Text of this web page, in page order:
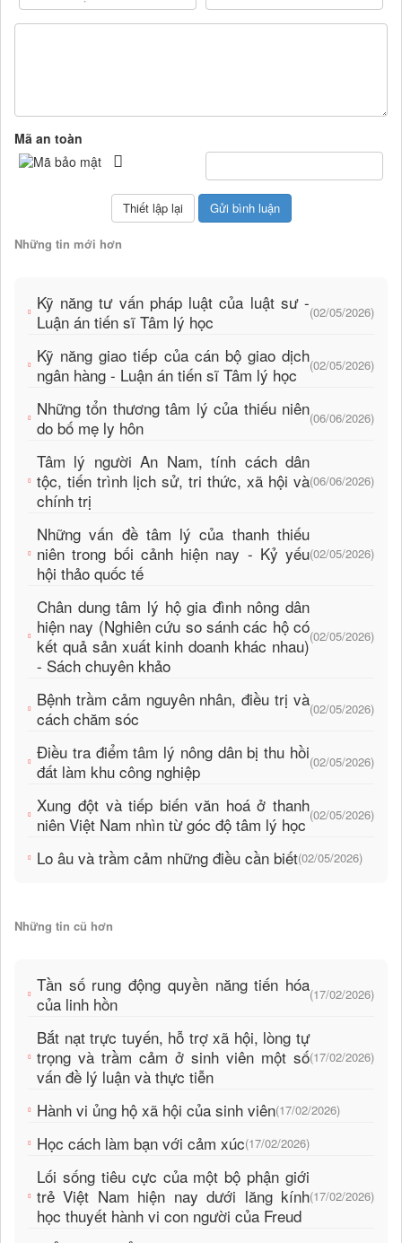
Mã an toàn
Những tin mới hơn
Kỹ năng tư vấn pháp luật của luật sư -
Luận án tiến sĩ Tâm lý học
(02/05/2026)
Kỹ năng giao tiếp của cán bộ giao dịch
ngân hàng - Luận án tiến sĩ Tâm lý học
(02/05/2026)
Những tổn thương tâm lý của thiếu niên
do bố mẹ ly hôn
(06/06/2026)
Tâm lý người An Nam, tính cách dân
tộc, tiến trình lịch sử, tri thức, xã hội và
chính trị
(06/06/2026)
Những vấn đề tâm lý của thanh thiếu
niên trong bối cảnh hiện nay - Kỷ yếu
hội thảo quốc tế
(02/05/2026)
Chân dung tâm lý hộ gia đình nông dân
hiện nay (Nghiên cứu so sánh các hộ có
kết quả sản xuất kinh doanh khác nhau)
- Sách chuyên khảo
(02/05/2026)
Bệnh trầm cảm nguyên nhân, điều trị và
cách chăm sóc
(02/05/2026)
Điều tra điểm tâm lý nông dân bị thu hồi
đất làm khu công nghiệp
(02/05/2026)
Xung đột và tiếp biến văn hoá ở thanh
niên Việt Nam nhìn từ góc độ tâm lý học (02/05/2026)
Lo âu và trầm cảm những điều cần biết(02/05/2026)
Những tin cũ hơn
Tần số rung động quyền năng tiến hóa
của linh hồn
(17/02/2026)
Bắt nạt trực tuyến, hỗ trợ xã hội, lòng tự
trọng và trầm cảm ở sinh viên một số
vấn đề lý luận và thực tiễn
(17/02/2026)
Hành vi ủng hộ xã hội của sinh viên(17/02/2026)
Học cách làm bạn với cảm xúc(17/02/2026)
Lối sống tiêu cực của một bộ phận giới
trẻ Việt Nam hiện nay dưới lăng kính
học thuyết hành vi con người của Freud
(17/02/2026)